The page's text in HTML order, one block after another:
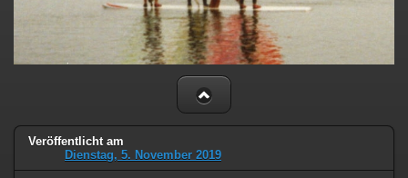
Veröffentlicht am
Dienstag, 5. November 2019